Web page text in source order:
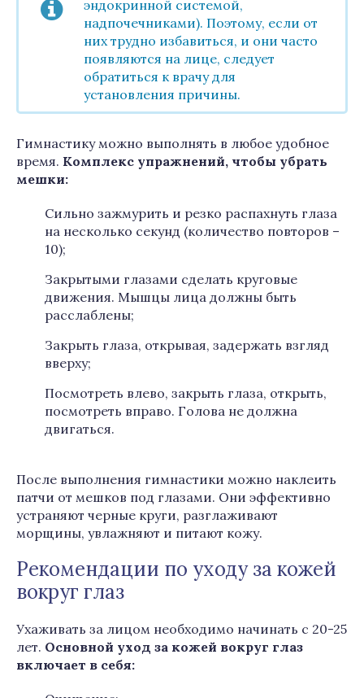
эндокринной системой,
надпочечниками). Поэтому, если от
них трудно избавиться, и они часто
появляются на лице, следует
обратиться к врачу для
установления причины.
Гимнастику можно выполнять в любое удобное
время. Комплекс упражнений, чтобы убрать
мешки:
Сильно зажмурить и резко распахнуть глаза
на несколько секунд (количество повторов –
10);
Закрытыми глазами сделать круговые
движения. Мышцы лица должны быть
расслаблены;
Закрыть глаза, открывая, задержать взгляд
вверху;
Посмотреть влево, закрыть глаза, открыть,
посмотреть вправо. Голова не должна
двигаться.
После выполнения гимнастики можно наклеить
патчи от мешков под глазами. Они эффективно
устраняют черные круги, разглаживают
морщины, увлажняют и питают кожу.
Рекомендации по уходу за кожей
вокруг глаз
Ухаживать за лицом необходимо начинать с 20-25
лет. Основной уход за кожей вокруг глаз
включает в себя: